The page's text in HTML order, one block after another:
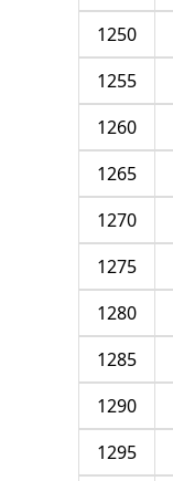
1250
1255
1260
1265
1270
1275
1280
1285
1290
1295